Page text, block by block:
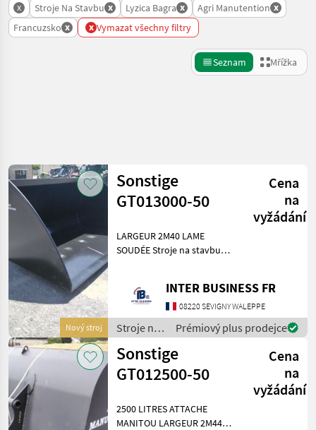
x Stroje Na Stavbu x Lyzica Bagra x Agri Manutention x
Francuzsko x x Vymazat všechny filtry
Seznam Mřížka
Kategorie 4 Země
AKTUÁLNÍ
CESTA
stavebná
technika
Stroje
Na
Stavbu
Lyzica
Bagra
Manutention
VYBRAT
KATEGORII
Obnovit
výsledků
Nový stroj
Sonstige
GT013000-50
Cena
na
vyžádání
LARGEUR 2M40 LAME
SOUDÉE Stroje na stavbu
INTER BUSINESS FR
08220 SEVIGNY WALEPPE
Stroje na
stavbu /
Agri
Manutention
Prémiový plus prodejce
Sonstige
GT012500-50
Cena
na
vyžádání
2500 LITRES ATTACHE
MANITOU LARGEUR 2M44